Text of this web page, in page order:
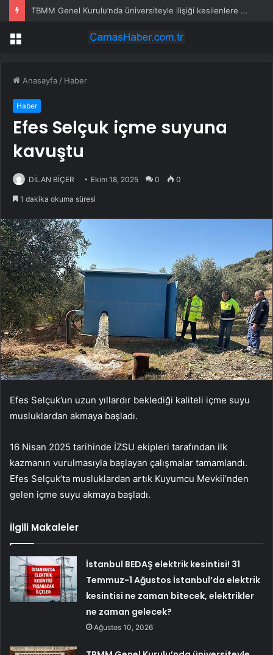
TBMM Genel Kurulu’nda üniversiteyle ilişiği kesilenlere dönüş hakkı sağlayan “öğrenci affı” maddesi kabul edildi
Menü
Anasayfa / Haber
Haber
Efes Selçuk içme suyuna
kavuştu
DİLAN BİÇER Ekim 18, 2025 0 0
1 dakika okuma süresi
Efes Selçuk’un uzun yıllardır beklediği kaliteli içme suyu
musluklardan akmaya başladı.
16 Nisan 2025 tarihinde İZSU ekipleri tarafından ilk
kazmanın vurulmasıyla başlayan çalışmalar tamamlandı.
Efes Selçuk’ta musluklardan artık Kuyumcu Mevkii’nden
gelen içme suyu akmaya başladı.
İlgili Makaleler
İstanbul BEDAŞ elektrik kesintisi! 31
Temmuz-1 Ağustos İstanbul’da elektrik
kesintisi ne zaman bitecek, elektrikler
ne zaman gelecek?
Ağustos 10, 2026